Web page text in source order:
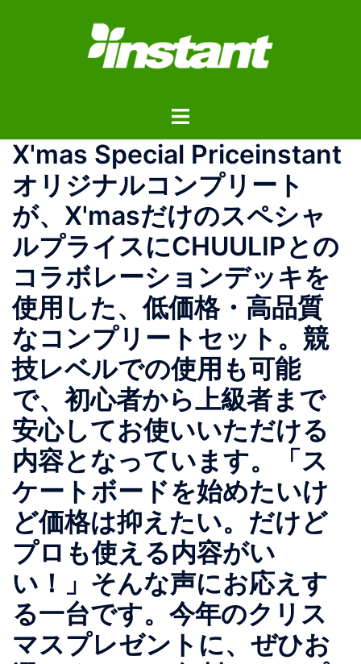
ス
ト
ル
メ
ニ
ュ
ー
X'mas Special Priceinstant
オリジナルコンプリート
が、X'masだけのスペシャ
ルプライスにCHUULIPとの
コラボレーションデッキを
使用した、低価格・高品質
なコンプリートセット。競
技レベルでの使用も可能
で、初心者から上級者まで
安心してお使いいただける
内容となっています。「ス
ケートボードを始めたいけ
ど価格は抑えたい。だけど
プロも使える内容がい
い！」そんな声にお応えす
る一台です。今年のクリス
マスプレゼントに、ぜひお